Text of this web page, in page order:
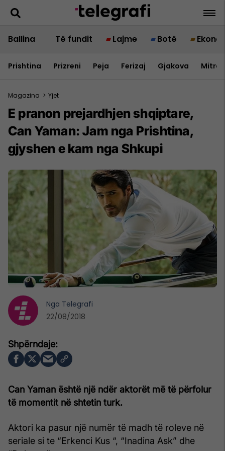
Ballina Të fundit Lajme Botë
Prishtina Prizreni Peja Ferizaj Gjakova
Magazina > Yjet
E pranon prejardhjen shqiptare,
Can Yaman: Jam nga Prishtina,
gjyshen e kam nga Shkupi
Can Yaman është një ndër aktorët më të përfolur
të momentit në shtetin turk.
Aktori ka pasur një numër të madh të roleve në
seriale si te “Erkenci Kus “, “Inadina Ask” dhe
Nga Telegrafi
22/08/2018